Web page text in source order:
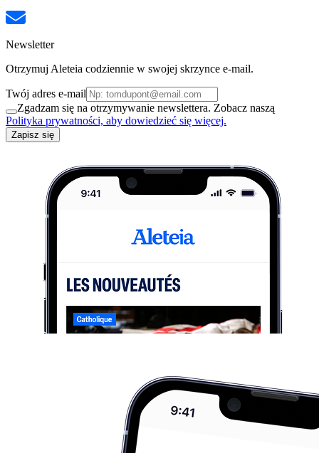
Newsletter
Otrzymuj Aleteia codziennie w swojej skrzynce e-mail.
Twój adres e-mail
Zgadzam się na otrzymywanie newslettera. Zobacz naszą
Polityka prywatności, aby dowiedzieć się więcej.
Zapisz się